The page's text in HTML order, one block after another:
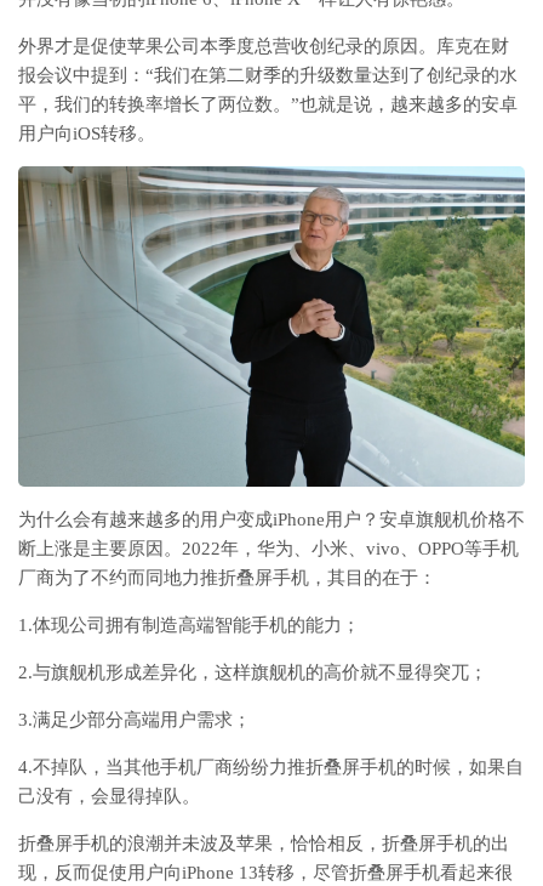
外界才是促使苹果公司本季度总营收创纪录的原因。库克在财
报会议中提到：“我们在第二财季的升级数量达到了创纪录的水
平，我们的转换率增长了两位数。”也就是说，越来越多的安卓
用户向iOS转移。
为什么会有越来越多的用户变成iPhone用户？安卓旗舰机价格不
断上涨是主要原因。2022年，华为、小米、vivo、OPPO等手机
厂商为了不约而同地力推折叠屏手机，其目的在于：
1.体现公司拥有制造高端智能手机的能力；
2.与旗舰机形成差异化，这样旗舰机的高价就不显得突兀；
3.满足少部分高端用户需求；
4.不掉队，当其他手机厂商纷纷力推折叠屏手机的时候，如果自
己没有，会显得掉队。
折叠屏手机的浪潮并未波及苹果，恰恰相反，折叠屏手机的出
现，反而促使用户向iPhone 13转移，尽管折叠屏手机看起来很